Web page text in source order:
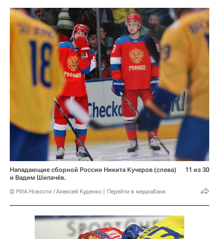
Нападающие сборной России Никита Кучеров (слева)
и Вадим Шипачёв.
© РИА Новости / Алексей Куденко Перейти в медиабанк
11 из 30